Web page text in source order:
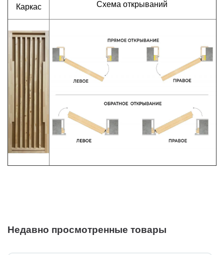
Каркас Схема открываний
Недавно просмотренные товары